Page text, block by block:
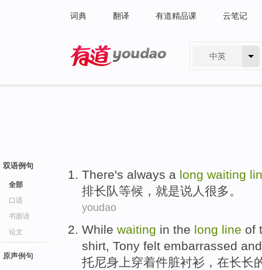
词典 翻译 有道精品课 云笔记
中英
双语例句
全部
口语
书面语
论文
原声例句
There's always a long waiting
排长队等候 ， 就是说人 很多。
youdao
While waiting in the long line of
shirt, Tony felt embarrassed
托尼身上穿着件脏衬衫，在长长